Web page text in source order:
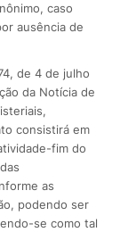
caso
ausência de
de 4 de julho
da Notícia de
consistirá em
fim do
as
podendo ser
se como tal